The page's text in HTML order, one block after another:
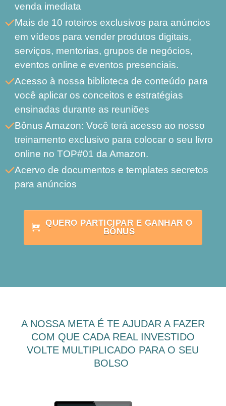
venda imediata
Mais de 10 roteiros exclusivos para anúncios
em vídeos para vender produtos digitais,
serviços, mentorias, grupos de negócios,
eventos online e eventos presenciais.
Acesso à nossa biblioteca de conteúdo para
você aplicar os conceitos e estratégias
ensinadas durante as reuniões
Bônus Amazon: Você terá acesso ao nosso
treinamento exclusivo para colocar o seu livro
online no TOP#01 da Amazon.
Acervo de documentos e templates secretos
para anúncios
QUERO PARTICIPAR E GANHAR O
BÔNUS
A NOSSA META É TE AJUDAR A FAZER
COM QUE CADA REAL INVESTIDO
VOLTE MULTIPLICADO PARA O SEU
BOLSO